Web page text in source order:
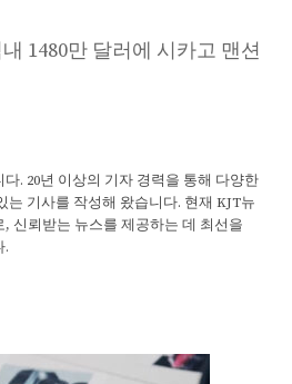
1480만 달러에 시카고 맨션
. 20년 이상의 기자 경력을 통해 다양한
는 기사를 작성해 왔습니다. 현재 KJT뉴
, 신뢰받는 뉴스를 제공하는 데 최선을
.